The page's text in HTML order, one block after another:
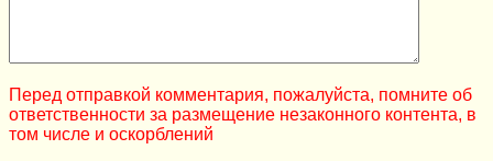
Перед отправкой комментария, пожалуйста, помните об
ответственности за размещение незаконного контента, в
том числе и оскорблений